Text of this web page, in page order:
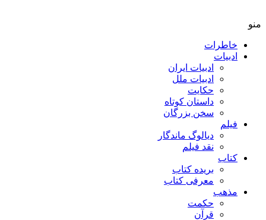
منو
خاطرات
ادبیات
ادبیات ایران
ادبیات ملل
حکایت
داستان کوتاه
سخن بزرگان
فیلم
دیالوگ ماندگار
نقد فیلم
کتاب
بریده کتاب
معرفی کتاب
مذهب
حکمت
قرآن